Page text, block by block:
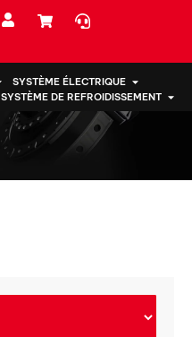
SYSTÈME ÉLECTRIQUE
SYSTÈME DE REFROIDISSEMENT